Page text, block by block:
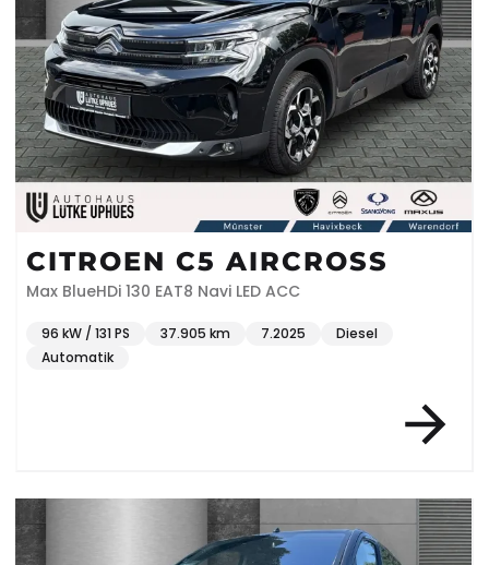
CITROEN C5 AIRCROSS
Max BlueHDi 130 EAT8 Navi LED ACC
96 kW / 131 PS 37.905 km 7.2025
Diesel
Automatik